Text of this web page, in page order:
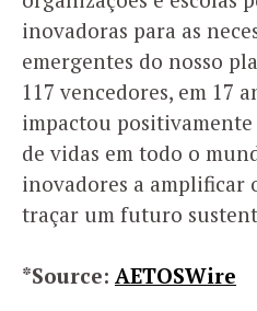
inovadoras para as
emergentes do nosso
117 vencedores, em 17
impactou positivamente
de vidas em todo o
inovadores a amplificar
traçar um futuro
*Source: AETOSWire